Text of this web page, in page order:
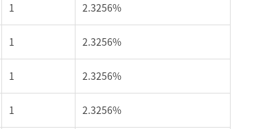
1 2.3256%
1 2.3256%
1 2.3256%
1 2.3256%